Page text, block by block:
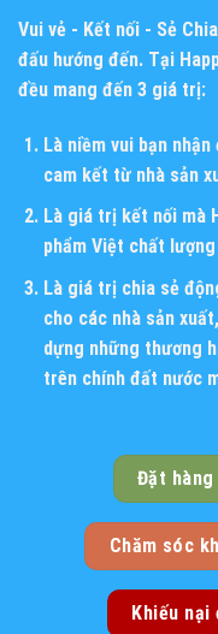
Vui vẻ - Kết nối - Sẻ Chia
đấu hướng đến. Tại
đều mang đến 3 giá trị:
Là niềm vui bạn
cam kết từ nhà sản
Là giá trị kết nối mà
phẩm Việt chất
Là giá trị chia sẻ
cho các nhà sản
dựng những thương
trên chính đất nước
Đặt hàng
Chăm sóc
Khiếu nại